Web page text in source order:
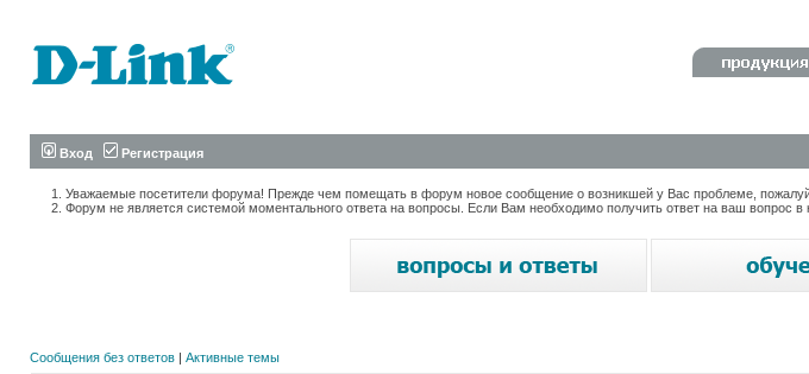
Вход Регистрация
Уважаемые посетители форума! Прежде чем помещать в форум новое сообщение о возникшей у Вас проблеме,
Форум не является системой моментального ответа на вопросы. Если Вам необходимо получить ответ на ваш вопрос
Сообщения без ответов | Активные темы